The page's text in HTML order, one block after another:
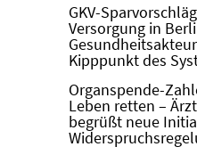
GKV-
Versorgung in
Kipppunkt des
Organspende-
Leben retten –
begrüßt neue